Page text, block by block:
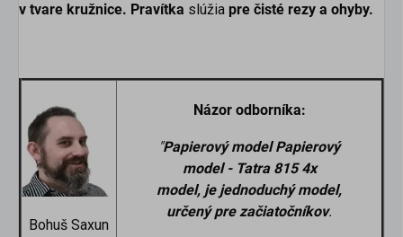
v tvare kružnice. Pravítka slúžia pre čisté rezy a ohyby.
Bohuš Saxun
Názor odborníka:
"Papierový model Papierový
model - Tatra 815 4x
model, je jednoduchý model,
určený pre začiatočníkov.